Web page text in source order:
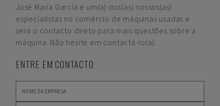
José María García é um(a) dos(as) nossos(as)
especialistas no comércio de máquinas usadas e
será o contacto direto para mais questões sobre a
máquina. Não hesite em contactá-lo(a).
ENTRE EM CONTACTO